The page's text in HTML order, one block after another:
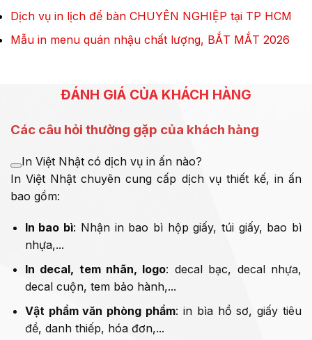
Dịch vụ in lịch để bàn CHUYÊN NGHIỆP tại TP HCM
Mẫu in menu quán nhậu chất lượng, BẮT MẮT 2026
ĐÁNH GIÁ CỦA KHÁCH HÀNG
Các câu hỏi thường gặp của khách hàng
In Việt Nhật có dịch vụ in ấn nào?
In Việt Nhật chuyên cung cấp dịch vụ thiết kế, in ấn
bao gồm:
In bao bì: Nhận in bao bì hộp giấy, túi giấy, bao bì
nhựa,...
In decal, tem nhãn, logo: decal bạc, decal nhựa,
decal cuộn, tem bảo hành,...
Vật phẩm văn phòng phẩm: in bìa hồ sơ, giấy tiêu
đề, danh thiếp, hóa đơn,...